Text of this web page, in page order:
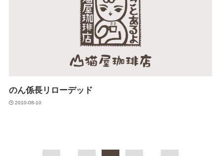
のん係長リローデッド
2010-08-10